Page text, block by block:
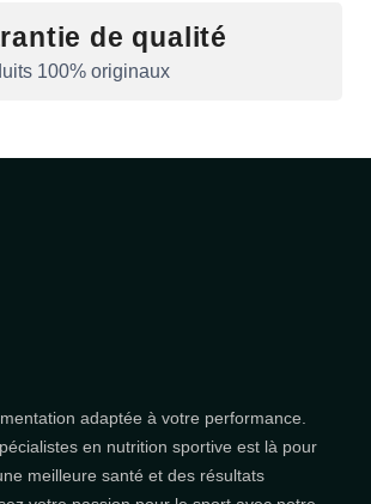
de qualité
100% originaux
adaptée à votre performance.
en nutrition sportive est là pour
meilleure santé et des résultats